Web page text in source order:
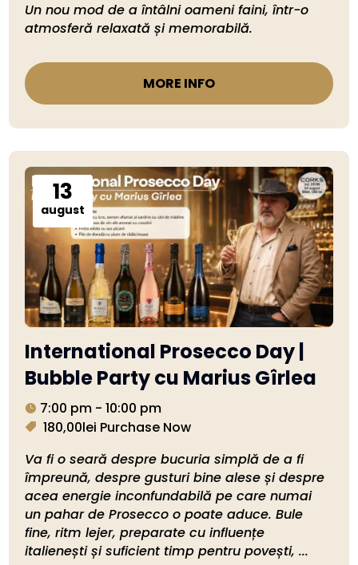
Un nou mod de a întâlni oameni faini, într-o
MORE INFO
13
august
International Prosecco Day |
Bubble Party cu Marius Gîrlea
7:00 pm - 10:00 pm
180,00lei Purchase Now
Va fi o seară despre bucuria simplă de a fi
împreună, despre gusturi bine alese și despre
acea energie inconfundabilă pe care numai
un pahar de Prosecco o poate aduce. Bule
fine, ritm lejer, preparate cu influențe
italienești și suficient timp pentru povești, ...